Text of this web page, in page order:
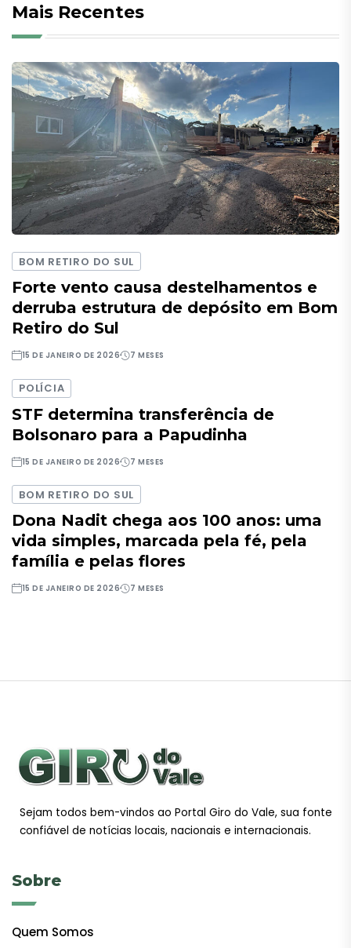
Mais Recentes
BOM RETIRO DO SUL
Forte vento causa destelhamentos e
derruba estrutura de depósito em Bom
Retiro do Sul
15 DE JANEIRO DE 2026 7 MESES
POLÍCIA
STF determina transferência de
Bolsonaro para a Papudinha
15 DE JANEIRO DE 2026 7 MESES
BOM RETIRO DO SUL
Dona Nadit chega aos 100 anos: uma
vida simples, marcada pela fé, pela
família e pelas flores
15 DE JANEIRO DE 2026 7 MESES
Sejam todos bem-vindos ao Portal Giro do Vale, sua fonte
confiável de notícias locais, nacionais e internacionais.
Sobre
Quem Somos